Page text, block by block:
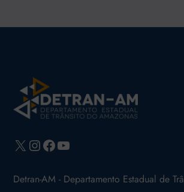
X Instagram
Facebook
Youtube
Detran-AM - Departamento Estadual de